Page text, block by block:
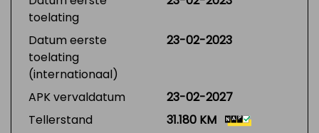
toelating
Datum eerste
toelating
(internationaal)
23-02-2023
APK vervaldatum
23-02-2027
Tellerstand
31.180 KM